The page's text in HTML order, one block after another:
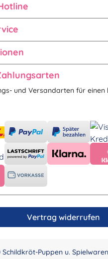
und Versandarten für einen
Vertrag widerrufen
Puppen u.